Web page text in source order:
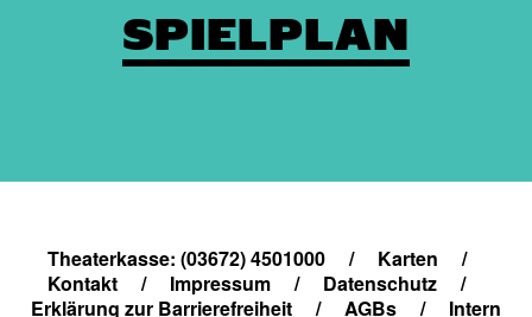
SPIELPLAN
Theaterkasse: (03672) 4501000 / Karten
/
Kontakt
/ Impressum / Datenschutz
/
Erklärung zur Barrierefreiheit
/ AGBs / Intern